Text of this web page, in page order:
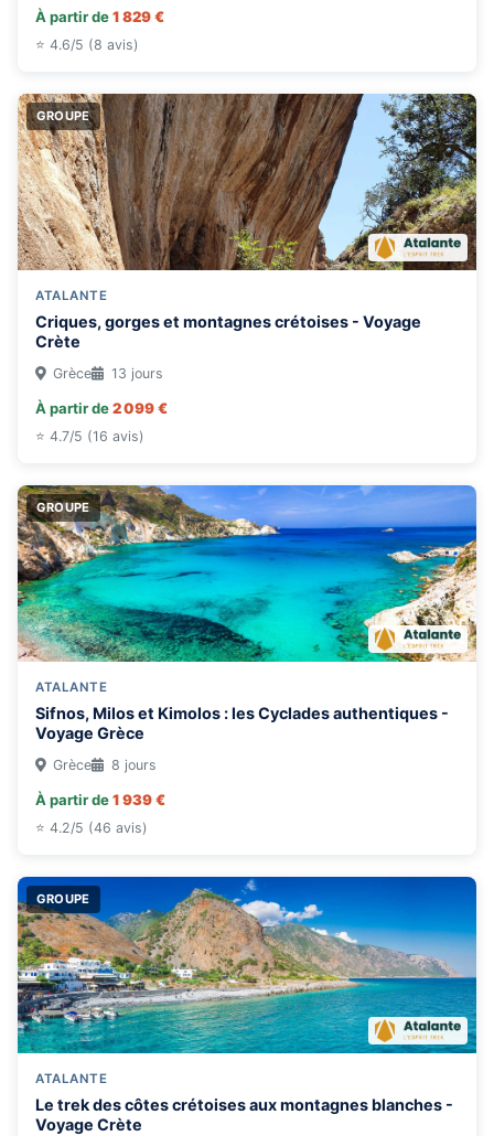
À partir de1 829 €
⭐ 4.6/5 (8 avis)
GROUPE
ATALANTE
Criques, gorges et montagnes crétoises - Voyage
Crète
Grèce 13 jours
À partir de2 099 €
⭐ 4.7/5 (16 avis)
GROUPE
ATALANTE
Sifnos, Milos et Kimolos : les Cyclades authentiques -
Voyage Grèce
Grèce 8 jours
À partir de1 939 €
⭐ 4.2/5 (46 avis)
GROUPE
ATALANTE
Le trek des côtes crétoises aux montagnes blanches -
Voyage Crète